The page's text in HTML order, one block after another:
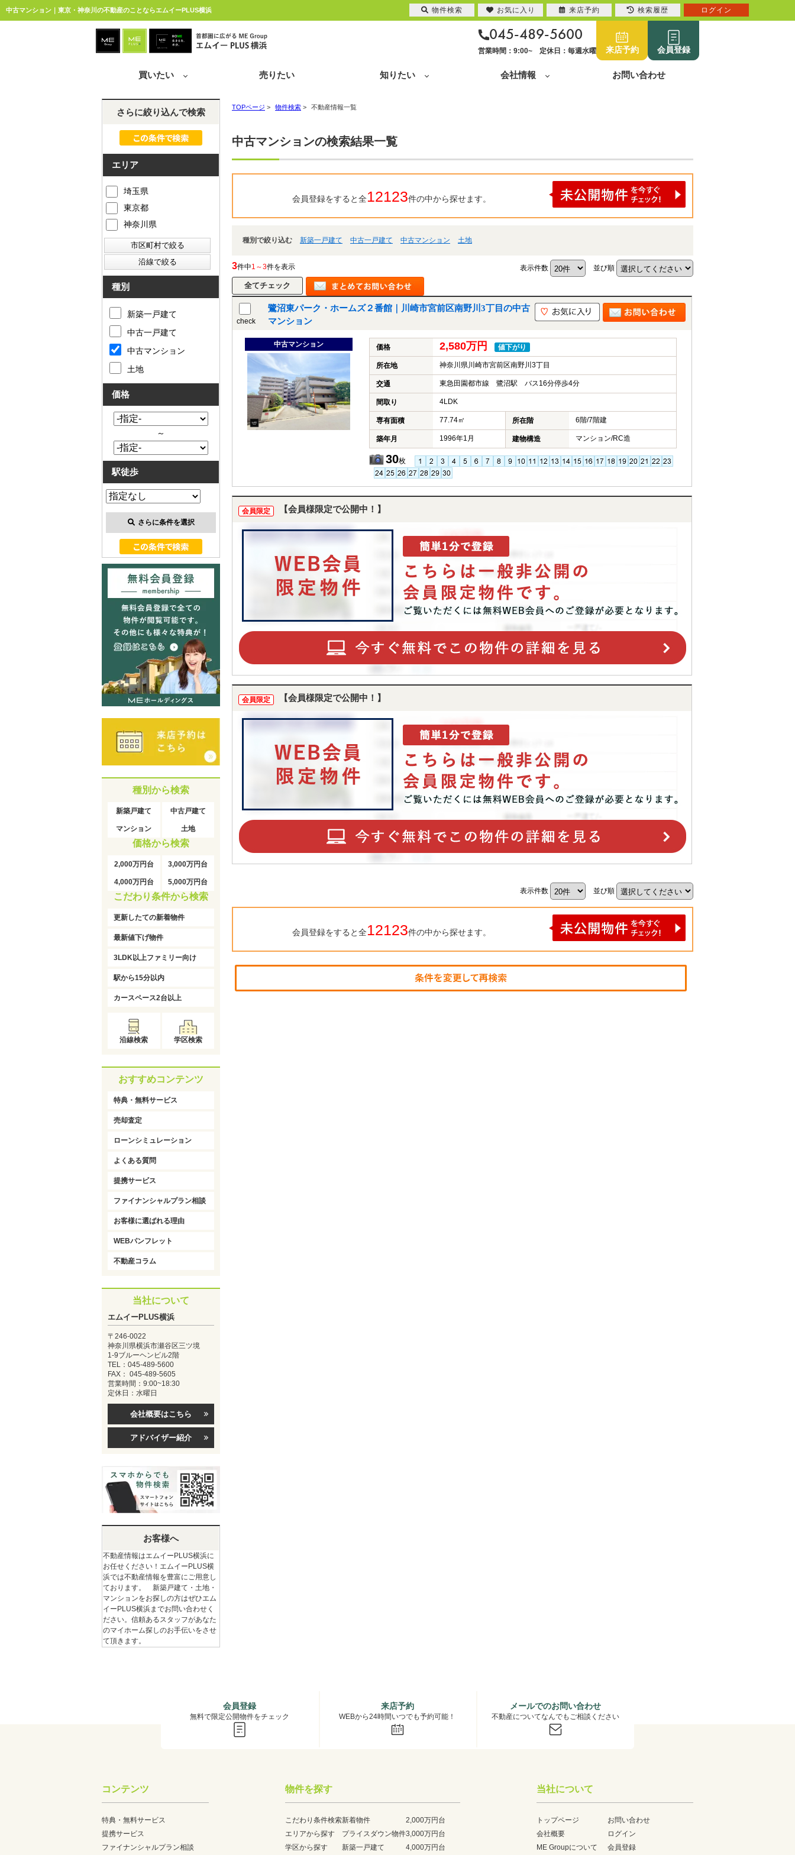
中古マンション｜東京・神奈川の不動産のことならエムイーPLUS横浜
045-489-5600
営業時間：9:00~ 定休日：毎週水曜 来店予約 会員登録
買いたい 売りたい 知りたい 会社情報 お問い合わせ
TOPページ > 物件検索 > 不動産情報一覧
中古マンションの検索結果一覧
会員登録をすると全12123件の中から探せます。
種別で絞り込む 新築一戸建て 中古一戸建て 中古マンション 土地
3件中1～3件を表示 表示件数 並び順
check
鷺沼東パーク・ホームズ２番館｜川崎市宮前区南野川3丁目の中古
マンション
中古マンション 価格 2,580万円 値下がり
所在地 神奈川県川崎市宮前区南野川3丁目
交通 東急田園都市線 鷺沼駅 バス16分停歩4分
間取り 4LDK
専有面積 77.74㎡ 所在階 6階/7階建
築年月 1996年1月 建物構造 マンション/RC造
30枚
会員限定 【会員様限定で公開中！】
会員限定 【会員様限定で公開中！】
表示件数 並び順
会員登録をすると全12123件の中から探せます。
さらに絞り込んで検索
エリア
埼玉県
東京都
神奈川県
種別
新築一戸建て
中古一戸建て
中古マンション
土地
価格
～
駅徒歩
さらに条件を選択
種別から検索
新築戸建て 中古戸建て
マンション 土地
価格から検索
2,000万円台 3,000万円台
4,000万円台 5,000万円台
こだわり条件から検索
更新したての新着物件
最新値下げ物件
3LDK以上ファミリー向け
駅から15分以内
カースペース2台以上
沿線検索 学区検索
おすすめコンテンツ
特典・無料サービス
売却査定
ローンシミュレーション
よくある質問
提携サービス
ファイナンシャルプラン相談
お客様に選ばれる理由
WEBパンフレット
不動産コラム
当社について
エムイーPLUS横浜
〒246-0022
神奈川県横浜市瀬谷区三ツ境
1-9ブルーヘンビル2階
TEL：045-489-5600
FAX： 045-489-5605
営業時間：9:00~18:30
定休日：水曜日
会社概要はこちら
アドバイザー紹介
お客様へ
不動産情報はエムイーPLUS横浜に
お任せください！エムイーPLUS横
浜では不動産情報を豊富にご用意し
ております。 新築戸建て・土地・
マンションをお探しの方はぜひエム
イーPLUS横浜までお問い合わせく
ださい。信頼あるスタッフがあなた
のマイホーム探しのお手伝いをさせ
て頂きます。
会員登録
無料で限定公開物件をチェック
来店予約
WEBから24時間いつでも予約可能！
メールでのお問い合わせ
不動産についてなんでもご相談ください
コンテンツ
特典・無料サービス
提携サービス
ファイナンシャルプラン相談
物件を探す
こだわり条件検索
エリアから探す
学区から探す
新着物件
プライスダウン物件
新築一戸建て
2,000万円台
3,000万円台
4,000万円台
当社について
トップページ
会社概要
ME Groupについて
お問い合わせ
ログイン
会員登録
物件検索 お気に入り 来店予約 検索履歴 ログイン